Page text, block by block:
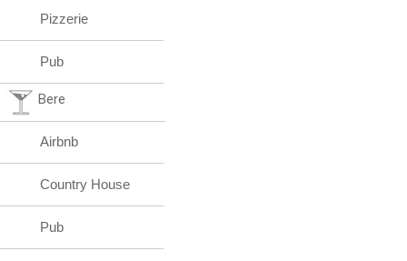
Pizzerie
Pub
Bere
Airbnb
Country House
Pub